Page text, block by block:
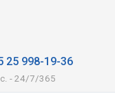
25 998-19-36
- 24/7/365